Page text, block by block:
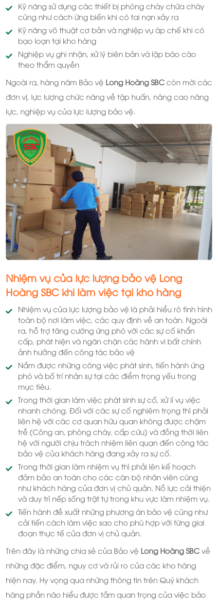
Kỹ năng sử dụng các thiết bị phòng cháy chữa cháy
cũng như cách ứng biến khi có tai nạn xảy ra
Kỹ năng võ thuật cơ bản và nghiệp vụ áp chế khi có
bạo loạn tại kho hàng
Nghiệp vụ ghi nhận, xử lý biên bản và lập báo cáo
theo thẩm quyền
Ngoài ra, hàng năm Bảo vệ Long Hoàng SBC còn mời các
đơn vị, lực lượng chức năng về tập huấn, nâng cao năng
lực, nghiệp vụ của lực lượng bảo vệ.
Nhiệm vụ của lực lượng bảo vệ Long
Hoàng SBC khi làm việc tại kho hàng
Nhiệm vụ của lực lượng bảo vệ là phải hiểu rõ tình hình
toàn bộ nơi làm việc, các quy định về an toàn. Ngoài
ra, hỗ trợ tăng cường ứng phó với các sự cố khẩn
cấp, phát hiện và ngăn chặn các hành vi bất chính
ảnh hưởng đến công tác bảo vệ
Nắm được những công việc phát sinh, tiến hành ứng
phó và bố trí nhân sự tại các điểm trọng yếu trong
mục tiêu.
Trong thời gian làm việc phát sinh sự cố, xử lí vụ việc
nhanh chóng. Đối với các sự cố nghiêm trọng thì phải
liên hệ với các cơ quan hữu quan không được chậm
trễ (Công an, phòng cháy, cấp cứu) và đồng thời liên
hệ với người chịu trách nhiệm liên quạn đến công tác
bảo vệ của khách hàng đang xảy ra sự cố.
Trong thời gian làm nhiệm vụ thì phải lên kế hoạch
đảm bảo an toàn cho các cán bộ nhân viên cũng
như khách hàng của đơn vị chủ quản. Nỗ lực cải thiện
và duy trì nếp sống trật tự trong khu vực làm nhiệm vụ.
Tiến hành đề xuất những phương án bảo vệ cũng như
cải tiến cách làm việc sao cho phù hợp với từng giai
đoạn thực tế của đơn vị chủ quản.
Trên đây là những chia sẻ của Bảo vệ Long Hoàng SBC về
những đặc điểm, nguy cơ và rủi ro của các kho hàng
hiện nay. Hy vọng qua những thông tin trên Quý khách
hàng phần nào hiểu được tầm quan trọng của việc bảo